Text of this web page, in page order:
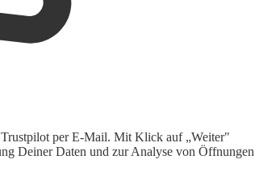
Trustpilot per E-Mail. Mit Klick auf „Weiter"
Deiner Daten und zur Analyse von Öffnungen